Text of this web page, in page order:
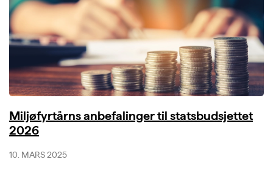
Miljøfyrtårns anbefalinger til statsbudsjettet
2026
10. MARS 2025